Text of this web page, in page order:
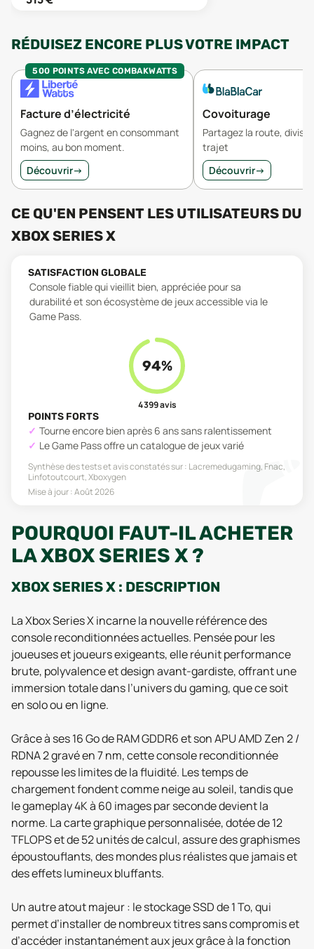
RÉDUISEZ ENCORE PLUS VOTRE IMPACT
500 POINTS AVEC COMBAKWATTS
Facture d’électricité
Gagnez de l'argent en consommant
moins, au bon moment.
Découvrir→
Covoiturage
Partagez la route,
trajet
Découvrir→
CE QU'EN PENSENT LES UTILISATEURS DU
XBOX SERIES X
SATISFACTION GLOBALE
Console fiable qui vieillit bien, appréciée pour sa
durabilité et son écosystème de jeux accessible via le
Game Pass.
94%
4 399avis
POINTS FORTS
Tourne encore bien après 6 ans sans ralentissement
Le Game Pass offre un catalogue de jeux varié
Synthèse des tests et avis constatés sur : Lacremedugaming, Fnac,
Linfotoutcourt, Xboxygen
Mise à jour :Août 2026
POURQUOI FAUT-IL ACHETER
LA XBOX SERIES X ?
XBOX SERIES X : DESCRIPTION
La Xbox Series X incarne la nouvelle référence des
console reconditionnées actuelles. Pensée pour les
joueuses et joueurs exigeants, elle réunit performance
brute, polyvalence et design avant-gardiste, offrant une
immersion totale dans l’univers du gaming, que ce soit
en solo ou en ligne.
Grâce à ses 16 Go de RAM GDDR6 et son APU AMD Zen 2 /
RDNA 2 gravé en 7 nm, cette console reconditionnée
repousse les limites de la fluidité. Les temps de
chargement fondent comme neige au soleil, tandis que
le gameplay 4K à 60 images par seconde devient la
norme. La carte graphique personnalisée, dotée de 12
TFLOPS et de 52 unités de calcul, assure des graphismes
époustouflants, des mondes plus réalistes que jamais et
des effets lumineux bluffants.
Un autre atout majeur : le stockage SSD de 1 To, qui
permet d’installer de nombreux titres sans compromis et
d’accéder instantanément aux jeux grâce à la fonction